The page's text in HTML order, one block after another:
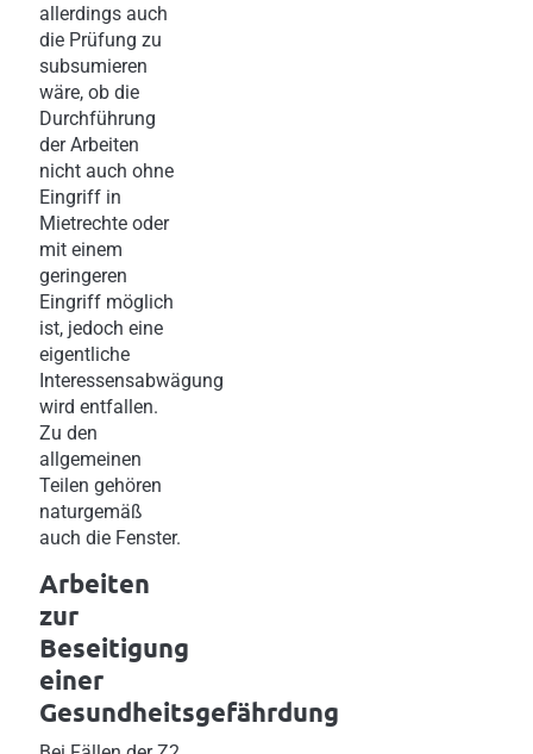
allerdings auch
die Prüfung zu
subsumieren
wäre, ob die
Durchführung
der Arbeiten
nicht auch ohne
Eingriff in
Mietrechte oder
mit einem
geringeren
Eingriff möglich
ist, jedoch eine
eigentliche
Interessensabwägung
wird entfallen.
Zu den
allgemeinen
Teilen gehören
naturgemäß
auch die Fenster.
Arbeiten
zur
Beseitigung
einer
Gesundheitsgefährdung